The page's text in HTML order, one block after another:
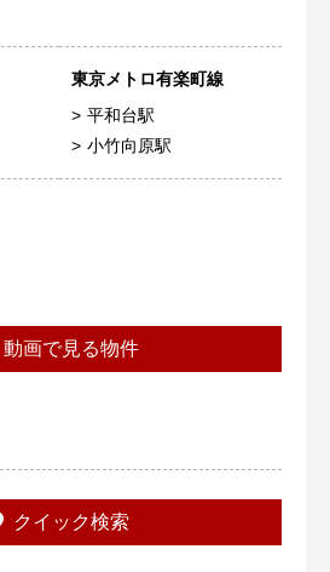
東京メトロ有楽町線
平和台駅
小竹向原駅
動画で見る物件
クイック検索